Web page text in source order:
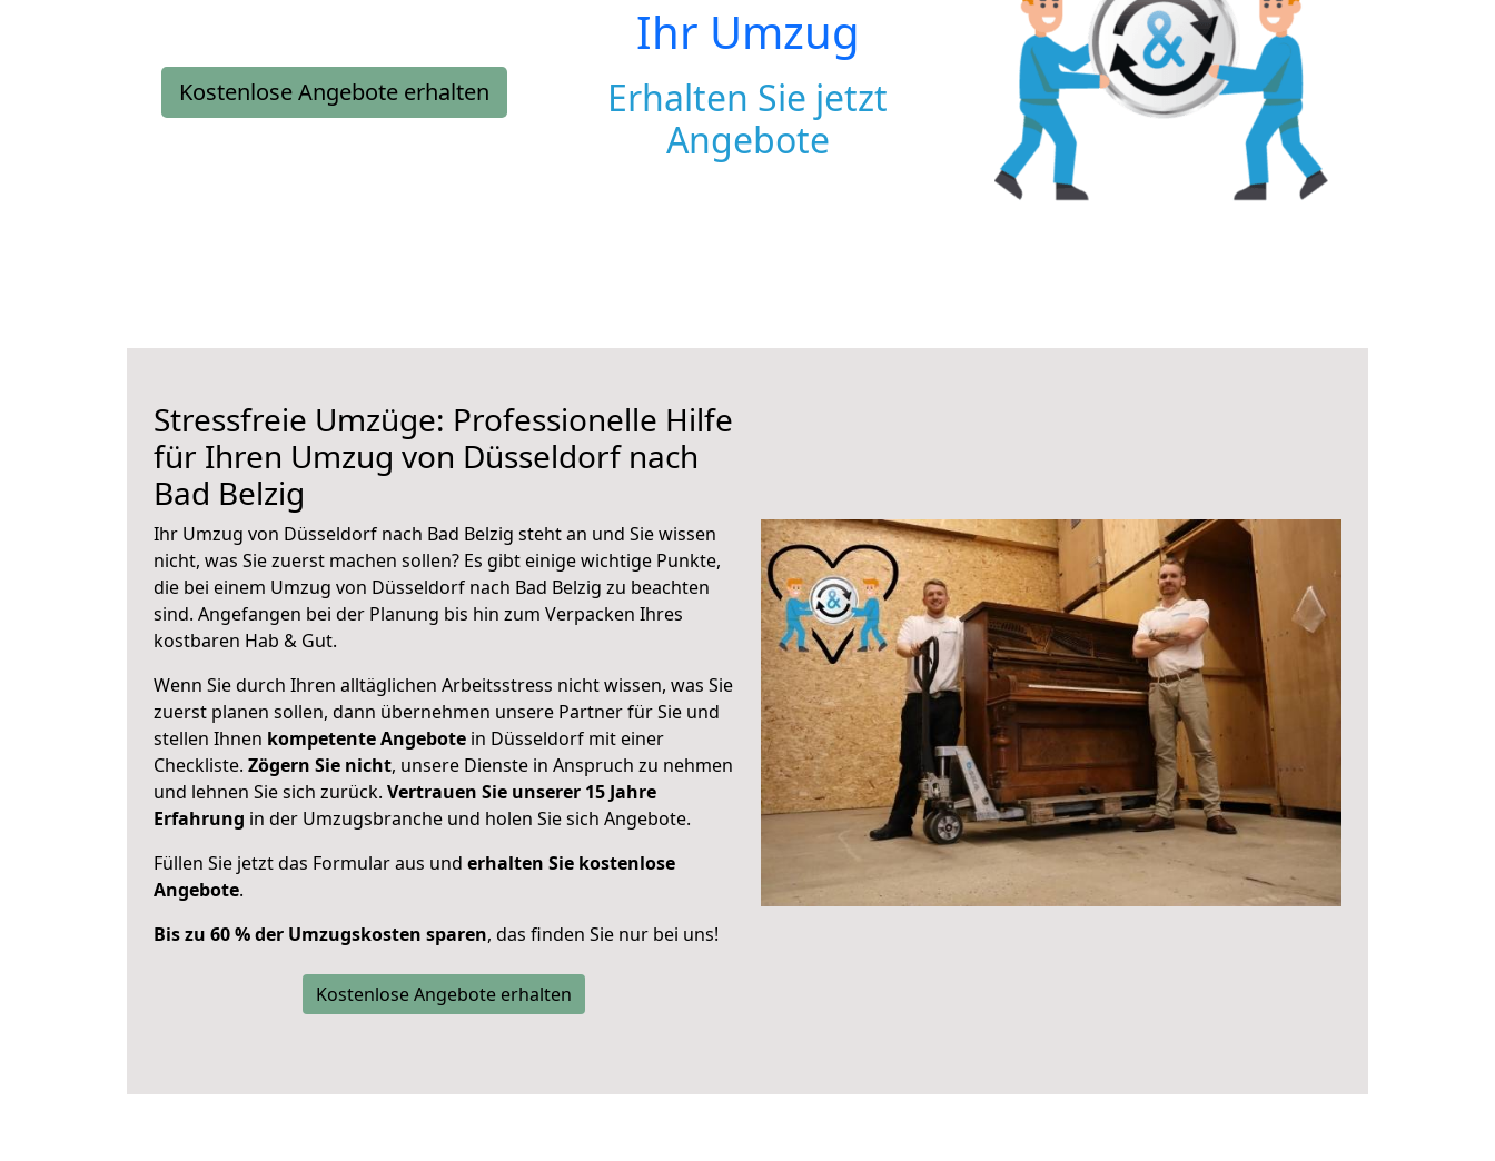
Kostenlose Angebote erhalten
Ihr Umzug
Erhalten Sie jetzt
Angebote
Stressfreie Umzüge: Professionelle Hilfe
für Ihren Umzug von Düsseldorf nach
Bad Belzig
Ihr Umzug von Düsseldorf nach Bad Belzig steht an und Sie wissen
nicht, was Sie zuerst machen sollen? Es gibt einige wichtige Punkte,
die bei einem Umzug von Düsseldorf nach Bad Belzig zu beachten
sind. Angefangen bei der Planung bis hin zum Verpacken Ihres
kostbaren Hab & Gut.
Wenn Sie durch Ihren alltäglichen Arbeitsstress nicht wissen, was Sie
zuerst planen sollen, dann übernehmen unsere Partner für Sie und
stellen Ihnen kompetente Angebote in Düsseldorf mit einer
Checkliste. Zögern Sie nicht, unsere Dienste in Anspruch zu nehmen
und lehnen Sie sich zurück. Vertrauen Sie unserer 15 Jahre
Erfahrung in der Umzugsbranche und holen Sie sich Angebote.
Füllen Sie jetzt das Formular aus und erhalten Sie kostenlose
Angebote.
Bis zu 60 % der Umzugskosten sparen, das finden Sie nur bei uns!
Kostenlose Angebote erhalten